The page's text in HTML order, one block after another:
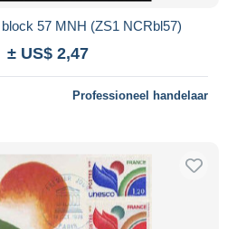
57 MNH (ZS1 NCRbl57)
± US$ 2,47
Professioneel handelaar